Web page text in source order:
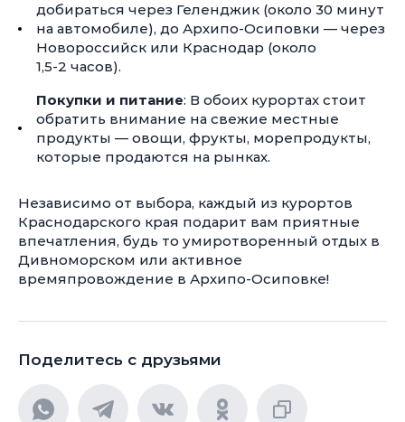
добираться через Геленджик (около 30 минут
на автомобиле), до Архипо-Осиповки — через
Новороссийск или Краснодар (около
1,5-2 часов).
Покупки и питание: В обоих курортах стоит
обратить внимание на свежие местные
продукты — овощи, фрукты, морепродукты,
которые продаются на рынках.
Независимо от выбора, каждый из курортов
Краснодарского края подарит вам приятные
впечатления, будь то умиротворенный отдых в
Дивноморском или активное
времяпровождение в Архипо-Осиповке!
Поделитесь с друзьями